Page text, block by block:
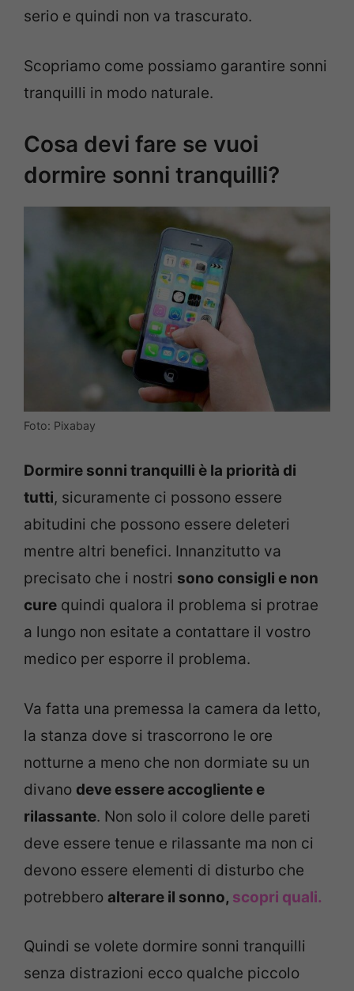
serio e quindi non va trascurato.
Scopriamo come possiamo garantire sonni
tranquilli in modo naturale.
Cosa devi fare se vuoi
dormire sonni tranquilli?
Foto: Pixabay
Dormire sonni tranquilli è la priorità di
tutti, sicuramente ci possono essere
abitudini che possono essere deleteri
mentre altri benefici. Innanzitutto va
precisato che i nostri sono consigli e non
cure quindi qualora il problema si protrae
a lungo non esitate a contattare il vostro
medico per esporre il problema.
Va fatta una premessa la camera da letto,
la stanza dove si trascorrono le ore
notturne a meno che non dormiate su un
divano deve essere accogliente e
rilassante. Non solo il colore delle pareti
deve essere tenue e rilassante ma non ci
devono essere elementi di disturbo che
potrebbero alterare il sonno, scopri quali.
Quindi se volete dormire sonni tranquilli
senza distrazioni ecco qualche piccolo